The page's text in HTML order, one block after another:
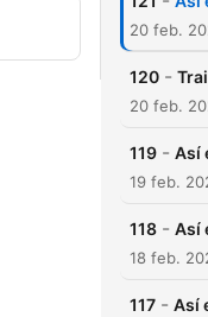
20 feb.
120 -
20 feb.
119 - Así
19 feb.
118 - Así
18 feb.
117 - Así